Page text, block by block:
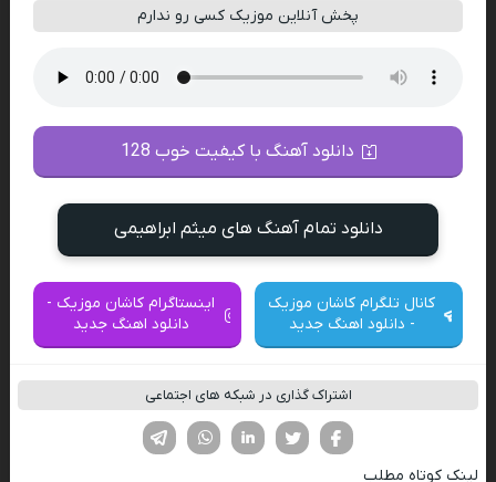
پخش آنلاین موزیک کسی رو ندارم
دانلود آهنگ با کیفیت خوب 128
دانلود تمام آهنگ های میثم ابراهیمی
کانال تلگرام کاشان موزیک
- دانلود اهنگ جدید
اینستاگرام کاشان موزیک -
دانلود اهنگ جدید
اشتراک گذاری در شبکه های اجتماعی
لینکدین تویتر
فیسوک
لینک کوتاه مطلب